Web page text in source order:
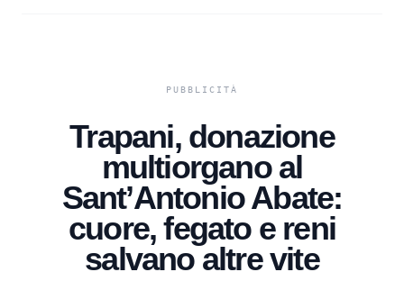
Trapani, donazione
multiorgano al
Sant’Antonio Abate:
cuore, fegato e reni
salvano altre vite